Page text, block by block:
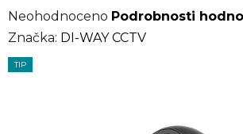
Průměrné
hodnocení
produktu
Neohodnoceno Podrobnosti
Značka: DI-WAY CCTV
TIP